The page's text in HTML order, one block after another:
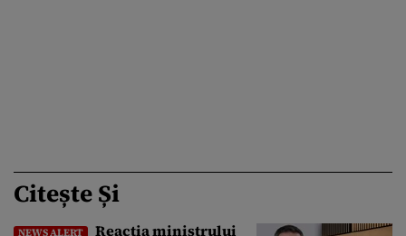
Citește Și
NEWS ALERT Reacția ministrului